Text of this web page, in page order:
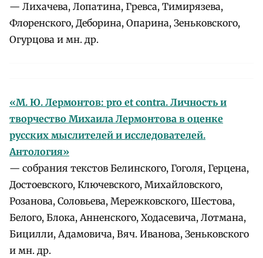
— Лихачева, Лопатина, Гревса, Тимирязева,
Флоренского, Деборина, Опарина, Зеньковского,
Огурцова и мн. др.
«М. Ю. Лермонтов: pro et contra. Личность и
творчество Михаила Лермонтова в оценке
русских мыслителей и исследователей.
Антология»
— собрания текстов Белинского, Гоголя, Герцена,
Достоевского, Ключевского, Михайловского,
Розанова, Соловьева, Мережковского, Шестова,
Белого, Блока, Анненского, Ходасевича, Лотмана,
Бицилли, Адамовича, Вяч. Иванова, Зеньковского
и мн. др.